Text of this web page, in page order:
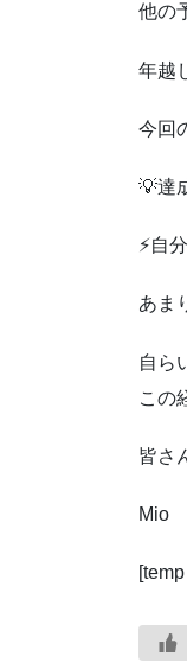
他の
年越
今回
💡達
⚡自
あま
自ら
この
皆さ
Mio